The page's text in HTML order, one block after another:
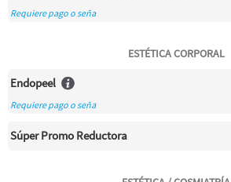
Requiere pago o seña
ESTÉTICA CORPORAL
Endopeel
Requiere pago o seña
Súper Promo Reductora